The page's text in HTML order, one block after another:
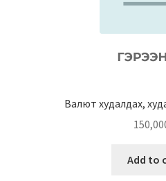
Валют худалдах,
Add to